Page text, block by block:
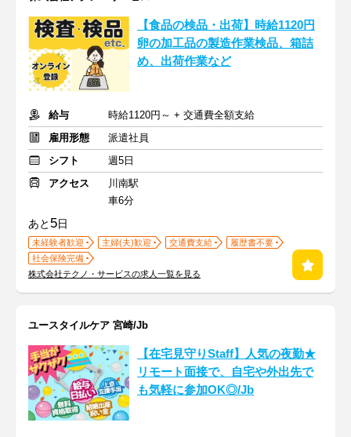
【食品の検品・出荷】時給1120円
卵の加工品の製造作業検品、箱詰
め、出荷作業など
給与
時給1120円～ + 交通費全額支給
雇用形態
派遣社員
シフト
週5日
アクセス
川南駅
車6分
あと 5日
未経験者歓迎 主婦(夫)歓迎 交通費支給
履歴書不要
社会保険完備
株式会社テクノ・サービスの求人一覧を見る
ユースタイルケア 宮崎/Jb
【在宅見守りStaff】人気の夜勤★
リモート面接で、自宅や外出先で
も気軽に参加OK◎/Jb